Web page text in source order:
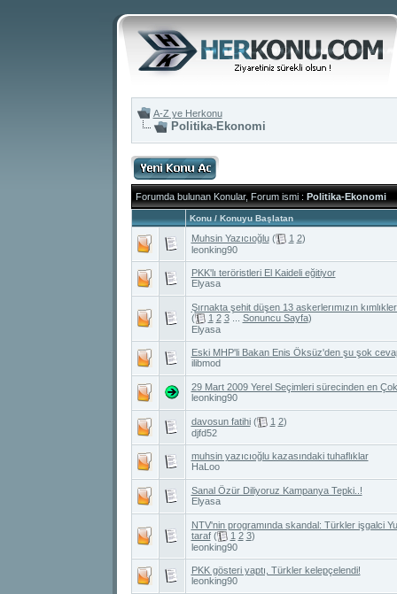
A-Z ye Herkonu
Politika-Ekonomi
Forumda bulunan Konular, Forum ismi: Politika-Ekonomi
Konu/ Konuyu Başlatan
Muhsin Yazıcıoğlu ( 1 2)
leonking90
PKK'lı teröristleri El Kaideli eğitiyor
Elyasa
Şırnakta şehit düşen 13 askerlerımızın
(
1 2 3... Sonuncu Sayfa)
Elyasa
Eski MHP'li Bakan Enis Öksüz'den şu şok
ilibmod
29 Mart 2009 Yerel Seçimleri sürecinden en
leonking90
davosun fatihi ( 1 2)
djfd52
muhsin yazıcıoğlu kazasındaki tuhaflıklar
HaLoo
Sanal Özür Diliyoruz Kampanya Tepki..!
Elyasa
NTV'nin programında skandal: Türkler işgalci
taraf ( 1 2 3)
leonking90
PKK gösteri yaptı, Türkler kelepçelendi!
leonking90